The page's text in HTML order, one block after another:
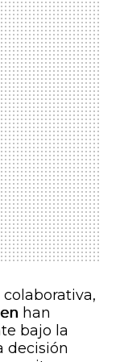
han
bajo la
decisión